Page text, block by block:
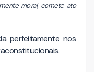
moral, comete ato
perfeitamente nos